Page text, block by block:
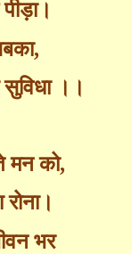
,
।।
मन को,
भर